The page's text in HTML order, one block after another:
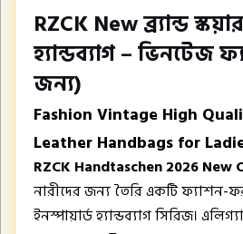
RZCK New ব্র্যান্ড
হ্যান্ডব্যাগ – ভিনটেজ
জন্য)
Fashion Vintage High
Leather Handbags for
RZCK Handtaschen 2026 New
নারীদের জন্য তৈরি একটি ফ্যাশন-
ইনস্পায়ার্ড হ্যান্ডব্যাগ সিরিজ।